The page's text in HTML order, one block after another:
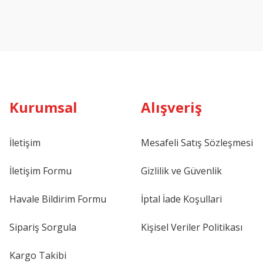
Kurumsal
İletişim
İletişim Formu
Havale Bildirim Formu
Sipariş Sorgula
Kargo Takibi
Alışveriş
Mesafeli Satış Sözleşmesi
Gizlilik ve Güvenlik
İptal İade Koşullari
Kişisel Veriler Politikası